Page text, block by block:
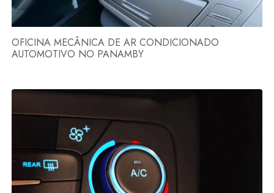
OFICINA MECÂNICA DE AR CONDICIONADO
AUTOMOTIVO NO PANAMBY